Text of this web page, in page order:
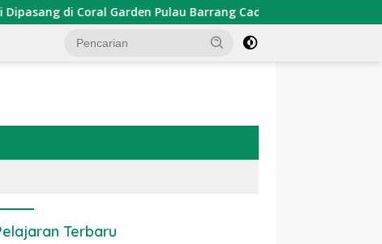
Pulau Barrang Caddi PDKT Danau Tempe :
Terbaru